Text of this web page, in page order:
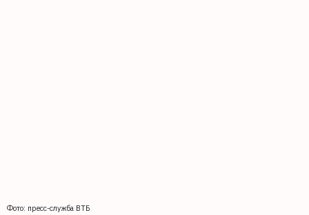
Фото: пресс-служба ВТБ